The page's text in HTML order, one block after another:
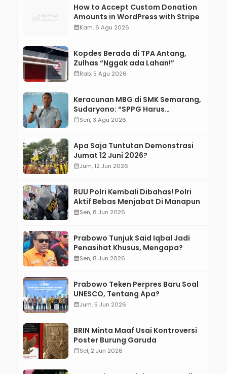
How to Accept Custom Donation
Amounts in WordPress with Stripe
calendar_monthKam, 6 Agu 2026
Kopdes Berada di TPA Antang,
Zulhas “Nggak ada Lahan!”
calendar_monthRab, 5 Agu 2026
Keracunan MBG di SMK Semarang,
Sudaryono: “SPPG Harus
Bertanggung Jawab!”
calendar_monthSen, 3 Agu 2026
Apa Saja Tuntutan Demonstrasi
Jumat 12 Juni 2026?
calendar_monthJum, 12 Jun 2026
RUU Polri Kembali Dibahas! Polri
Aktif Bebas Menjabat Di Manapun
calendar_monthSen, 8 Jun 2026
Prabowo Tunjuk Said Iqbal Jadi
Penasihat Khusus, Mengapa?
calendar_monthSen, 8 Jun 2026
Prabowo Teken Perpres Baru Soal
UNESCO, Tentang Apa?
calendar_monthJum, 5 Jun 2026
BRIN Minta Maaf Usai Kontroversi
Poster Burung Garuda
calendar_monthSel, 2 Jun 2026